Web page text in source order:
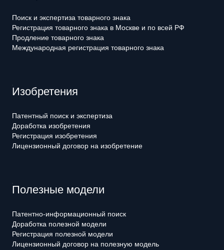
Поиск и экспертиза товарного знака
Регистрация товарного знака в Москве и по всей РФ
Продление товарного знака
Международная регистрация товарного знака
Изобретения
Патентный поиск и экспертиза
Доработка изобретения
Регистрация изобретения
Лицензионный договор на изобретение
Полезные модели
Патентно-информационный поиск
Доработка полезной модели
Регистрация полезной модели
Лицензионный договор на полезную модель